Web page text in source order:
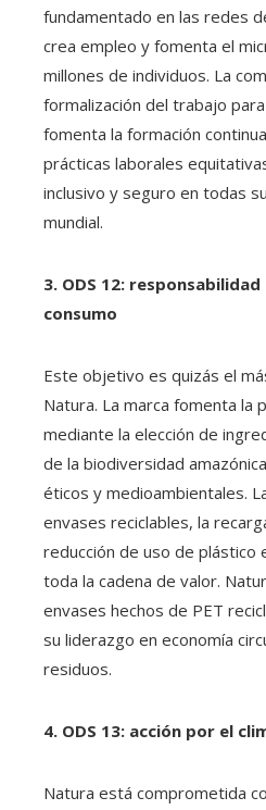
fundamentado en las redes
crea empleo y fomenta el
millones de individuos. La
formalización del trabajo
fomenta la formación
prácticas laborales
inclusivo y seguro en todas
mundial.
3. ODS 12:
consumo
Este objetivo es quizás el
Natura. La marca fomenta la
mediante la elección de
de la biodiversidad
éticos y medioambientales.
envases reciclables, la
reducción de uso de plástico
toda la cadena de valor.
envases hechos de PET
su liderazgo en economía
residuos.
4. ODS 13: acción por el
Natura está comprometida